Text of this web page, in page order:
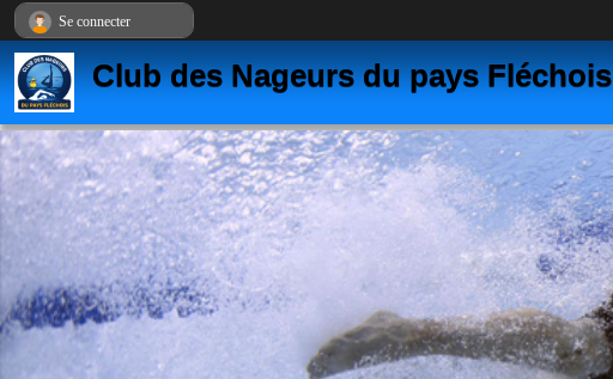
Club des Nageurs du pays Fléchois
Se connecter
Panneau de gestion des cookies